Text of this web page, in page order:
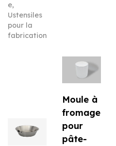
e,
Ustensiles
pour la
fabrication
Moule à
fromage
pour
pâte-